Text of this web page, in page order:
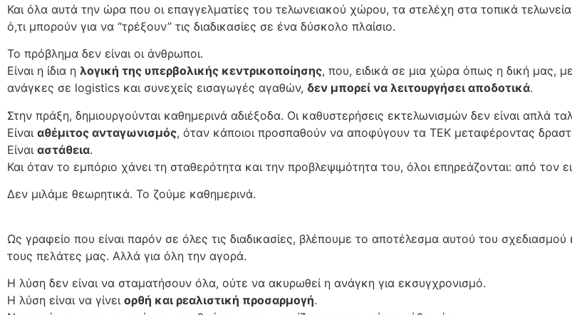
Και όλα αυτά την ώρα που οι επαγγελματίες του τελωνειακού χώρου, τα στελέχη στα τοπικά
ό,τι μπορούν για να “τρέξουν” τις διαδικασίες σε ένα δύσκολο πλαίσιο.
Το πρόβλημα δεν είναι οι άνθρωποι.
Είναι η ίδια η λογική της υπερβολικής κεντρικοποίησης, που, ειδικά σε μια χώρα όπως η δική μας,
ανάγκες σε logistics και συνεχείς εισαγωγές αγαθών, δεν μπορεί να λειτουργήσει αποδοτικά.
Στην πράξη, δημιουργούνται καθημερινά αδιέξοδα. Οι καθυστερήσεις εκτελωνισμών δεν είναι απλά
Είναι αθέμιτος ανταγωνισμός, όταν κάποιοι προσπαθούν να αποφύγουν τα ΤΕΚ μεταφέροντας
Είναι αστάθεια.
Και όταν το εμπόριο χάνει τη σταθερότητα και την προβλεψιμότητα του, όλοι επηρεάζονται: από τον
Δεν μιλάμε θεωρητικά. Το ζούμε καθημερινά.
Ως γραφείο που είναι παρόν σε όλες τις διαδικασίες, βλέπουμε το αποτέλεσμα αυτού του
τους πελάτες μας. Αλλά για όλη την αγορά.
Η λύση δεν είναι να σταματήσουν όλα, ούτε να ακυρωθεί η ανάγκη για εκσυγχρονισμό.
Η λύση είναι να γίνει ορθή και ρεαλιστική προσαρμογή.